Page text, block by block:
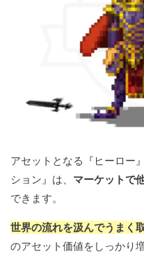
アセットとなる『ヒーロー
ション』は、 マーケットで
できます。
世界の流れを汲んでうまく
のアセット価値をしっかり